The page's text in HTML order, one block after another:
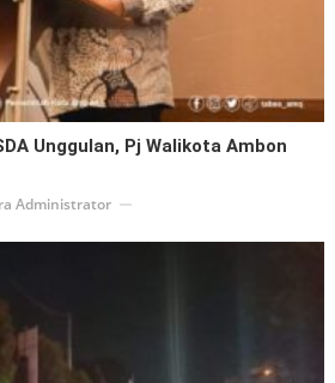
Unggulan, Pj Walikota Ambon
Administrator